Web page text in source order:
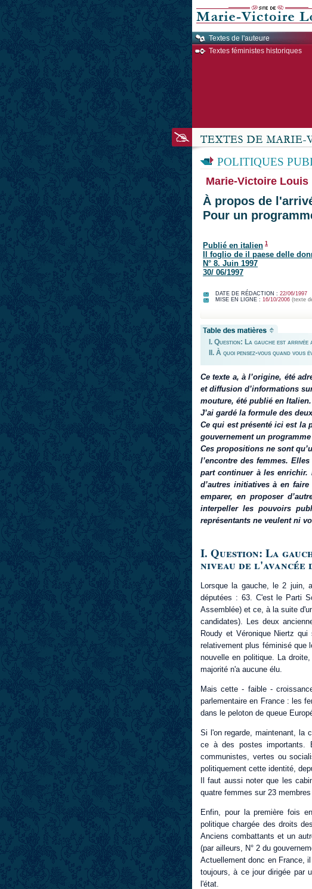
Textes de l'auteure
Textes féministes historiques
POLITIQUES
Marie-Victoire Louis
À propos de
Pour un
Publié en italien 1
Il foglio de il paese delle
N° 8. Juin 1997
30/ 06/1997
DATE DE RÉDACTION : 22/06/1997
MISE EN LIGNE : 16/10/2006 (texte
I. Question: La gauche est arrivée
II. À quoi pensez-vous quand vous
Ce texte a, à l’origine, été
et diffusion d’informations
mouture, été publié en Italien.
J’ai gardé la formule des
Ce qui est présenté ici est la
gouvernement un
Ces propositions ne sont
l’encontre des femmes.
part continuer à les enrichir.
d’autres initiatives à en
emparer, en proposer
interpeller les pouvoirs
représentants ne veulent ni
I. Question: La
niveau de l'avancée
Lorsque la gauche, le 2 juin,
députées : 63. C'est le Parti
Assemblée) et ce, à la suite
candidates). Les deux
Roudy et Véronique Niertz qui
relativement plus féminisé que
nouvelle en politique. La
majorité n'a aucune élu.
Mais cette - faible -
parlementaire en France : les
dans le peloton de queue
Si l'on regarde, maintenant, la
ce à des postes importants.
communistes, vertes ou
politiquement cette identité,
Il faut aussi noter que les
quatre femmes sur 23
Enfin, pour la première fois
politique chargée des droits
Anciens combattants et un
(par ailleurs, N° 2 du
Actuellement donc en France,
toujours, à ce jour dirigée par
l'état.